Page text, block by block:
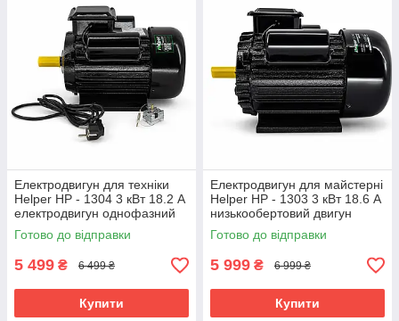
Електродвигун для техніки
Helper HP - 1304 3 кВт 18.2 А
електродвигун однофазний
електродвигун для
компресора
Готово до відправки
5 499 ₴ 6 499 ₴
Купити
Електродвигун для майстерні
Helper HP - 1303 3 кВт 18.6 А
низькообертовий двигун
електродвигун для верстата
Готово до відправки
5 999 ₴ 6 999 ₴
Купити